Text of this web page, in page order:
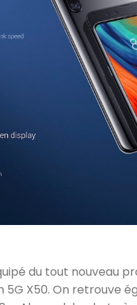
du tout nouveau
X50. On retrouve